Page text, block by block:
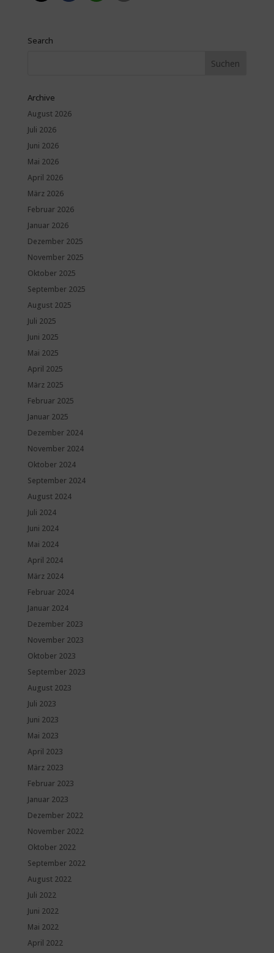
Search
Archive
August 2026
Juli 2026
Juni 2026
Mai 2026
April 2026
März 2026
Februar 2026
Januar 2026
Dezember 2025
November 2025
Oktober 2025
September 2025
August 2025
Juli 2025
Juni 2025
Mai 2025
April 2025
März 2025
Februar 2025
Januar 2025
Dezember 2024
November 2024
Oktober 2024
September 2024
August 2024
Juli 2024
Juni 2024
Mai 2024
April 2024
März 2024
Februar 2024
Januar 2024
Dezember 2023
November 2023
Oktober 2023
September 2023
August 2023
Juli 2023
Juni 2023
Mai 2023
April 2023
März 2023
Februar 2023
Januar 2023
Dezember 2022
November 2022
Oktober 2022
September 2022
August 2022
Juli 2022
Juni 2022
Mai 2022
April 2022